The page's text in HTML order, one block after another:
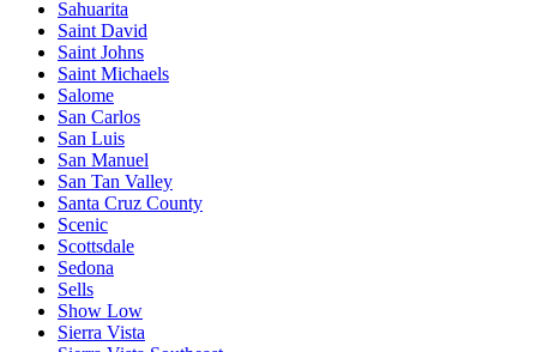
Sahuarita
Saint David
Saint Johns
Saint Michaels
Salome
San Carlos
San Luis
San Manuel
San Tan Valley
Santa Cruz County
Scenic
Scottsdale
Sedona
Sells
Show Low
Sierra Vista